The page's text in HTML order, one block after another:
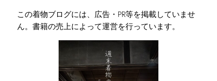
この着物ブログには、広告・PR等を掲載していませ
ん。書籍の売上によって運営を行っています。